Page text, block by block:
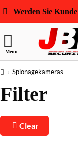
Werden Sie Kunde
Menü
home
Spionagekameras
Filter
Clear